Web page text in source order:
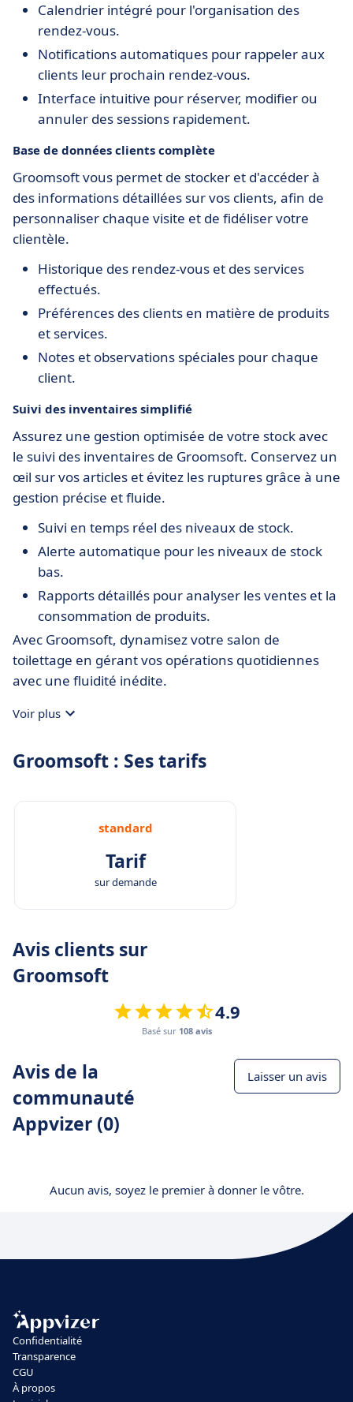
Calendrier intégré pour l'organisation des
rendez-vous.
Notifications automatiques pour rappeler aux
clients leur prochain rendez-vous.
Interface intuitive pour réserver, modifier ou
annuler des sessions rapidement.
Base de données clients complète
Groomsoft vous permet de stocker et d'accéder à
des informations détaillées sur vos clients, afin de
personnaliser chaque visite et de fidéliser votre
clientèle.
Historique des rendez-vous et des services
effectués.
Préférences des clients en matière de produits
et services.
Notes et observations spéciales pour chaque
client.
Suivi des inventaires simplifié
Assurez une gestion optimisée de votre stock avec
le suivi des inventaires de Groomsoft. Conservez un
œil sur vos articles et évitez les ruptures grâce à une
gestion précise et fluide.
Suivi en temps réel des niveaux de stock.
Alerte automatique pour les niveaux de stock
bas.
Rapports détaillés pour analyser les ventes et la
consommation de produits.
Avec Groomsoft, dynamisez votre salon de
toilettage en gérant vos opérations quotidiennes
avec une fluidité inédite.
Voir plus
Groomsoft : Ses tarifs
standard
Tarif
sur demande
Avis clients sur
Groomsoft
4.9
Basé sur 108 avis
Avis de la
communauté
Appvizer (0)
Laisser un avis
Aucun avis, soyez le premier à donner le vôtre.
Confidentialité
Transparence
CGU
À propos